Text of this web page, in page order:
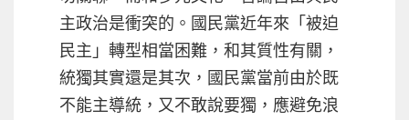
主政治是衝突的。國民黨近年來「被迫
民主」轉型相當困難，和其質性有關，
統獨其實還是其次，國民黨當前由於既
不能主導統，又不敢說要獨，應避免浪